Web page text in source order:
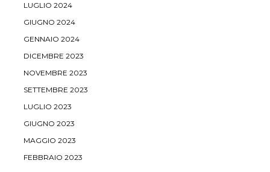
LUGLIO 2024
GIUGNO 2024
GENNAIO 2024
DICEMBRE 2023
NOVEMBRE 2023
SETTEMBRE 2023
LUGLIO 2023
GIUGNO 2023
MAGGIO 2023
FEBBRAIO 2023